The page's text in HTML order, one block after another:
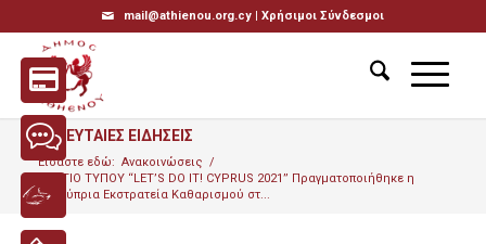
mail@athienou.org.cy | Χρήσιμοι Σύνδεσμοι
ΤΕΛΕΥΤΑΙΕΣ ΕΙΔΗΣΕΙΣ
Είσαστε εδώ: Ανακοινώσεις /
ΔΕΛΤΙΟ ΤΥΠΟΥ ‘‘LET’S DO IT! CYPRUS 2021’’ Πραγματοποιήθηκε η
Παγκύπρια Εκστρατεία Καθαρισμού στ...